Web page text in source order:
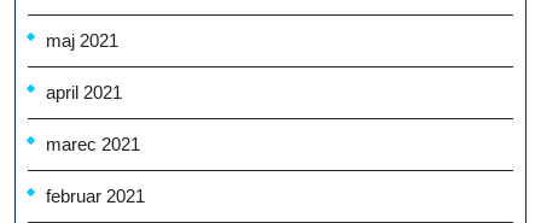
maj 2021
april 2021
marec 2021
februar 2021